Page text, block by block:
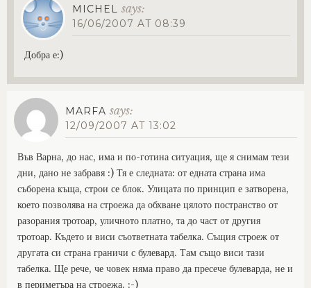
MICHEL says:
16/06/2007 AT 08:39
Добра е:)
MARFA says:
12/09/2007 AT 13:02
Във Варна, до нас, има и по-готина ситуация, ще я снимам тези
дни, дано не забравя :) Тя е следната: от едната страна има
съборена къща, строи се блок. Улицата по принцип е затворена,
което позволява на строежа да обхване цялото постранство от
разорания тротоар, уличното платно, та до част от другия
тротоар. Където и виси съответната табелка. Същия строеж от
другата си страна граничи с булевард. Там също виси тази
табелка. Ще рече, че човек няма право да пресече булеварда, не и
в периметъра на строежа. :-)